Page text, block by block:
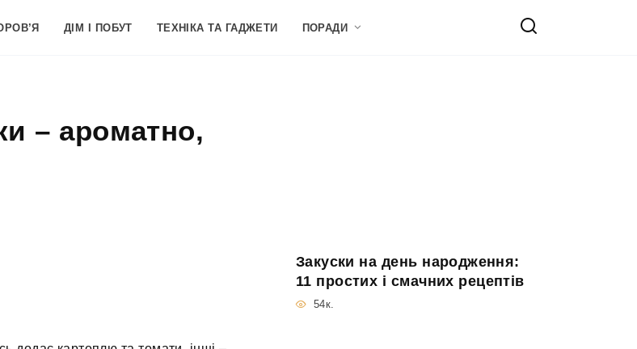
ДІМ І ПОБУТ ТЕХНІКА ТА ГАДЖЕТИ ПОРАДИ
– ароматно,
Закуски на день народження:
11 простих і смачних рецептів
54к.